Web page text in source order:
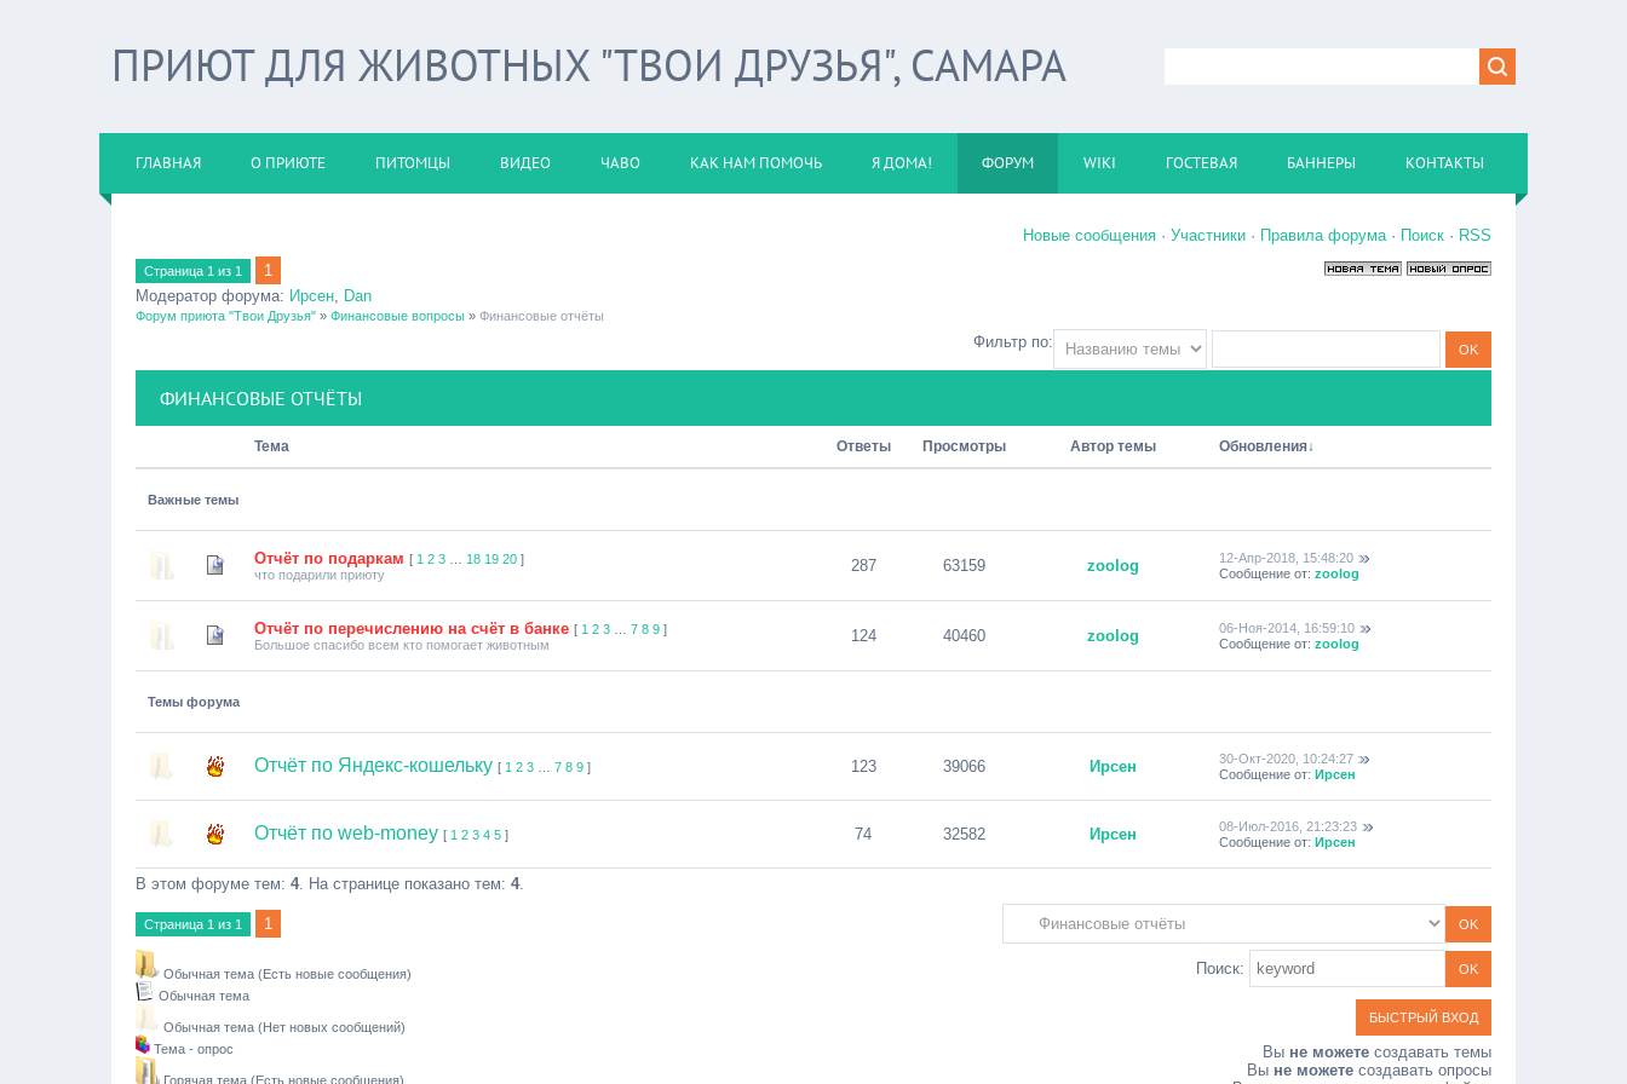
ПРИЮТ ДЛЯ ЖИВОТНЫХ "ТВОИ ДРУЗЬЯ", САМАРА
ГЛАВНАЯ О ПРИЮТЕ ПИТОМЦЫ ВИДЕО ЧАВО КАК НАМ ПОМОЧЬ Я ДОМА! ФОРУМ WIKI ГОСТЕВАЯ БАННЕРЫ КОНТАКТЫ
Новые сообщения · Участники · Правила форума· Поиск · RSS
Страница 1 из 1
1
Модератор форума: Ирсен, Dan
Форум приюта "Твои Друзья" » Финансовые вопросы » Финансовые отчёты
Фильтр по:
ФИНАНСОВЫЕ ОТЧЁТЫ
Тема Ответы Просмотры Автор темы Обновления↓
Важные темы
Отчёт по подаркам [ 1 2 3 18 19 20 ]
что подарили приюту
287 63159 zoolog
12-Апр-2018, 15:48:20
Сообщение от: zoolog
Отчёт по перечислению на счёт в банке [ 1 2 3 7 8 9 ]
Большое спасибо всем кто помогает животным
124 40460 zoolog
06-Ноя-2014, 16:59:10
Сообщение от: zoolog
Темы форума
Отчёт по Яндекс-кошельку [ 1 2 3 7 8 9 ] 123 39066 Ирсен
30-Окт-2020, 10:24:27
Сообщение от: Ирсен
Отчёт по web-money [ 1 2 3 4 5 ] 74 32582 Ирсен
08-Июл-2016, 21:23:23
Сообщение от: Ирсен
В этом форуме тем: 4. На странице показано тем: 4.
Страница 1 из 1 1
Обычная тема (Есть новые сообщения)
Обычная тема
Обычная тема (Нет новых сообщений)
Тема - опрос
Горячая тема (Есть новые сообщения)
Поиск:
Вы не можете создавать темы
Вы не можете создавать опросы